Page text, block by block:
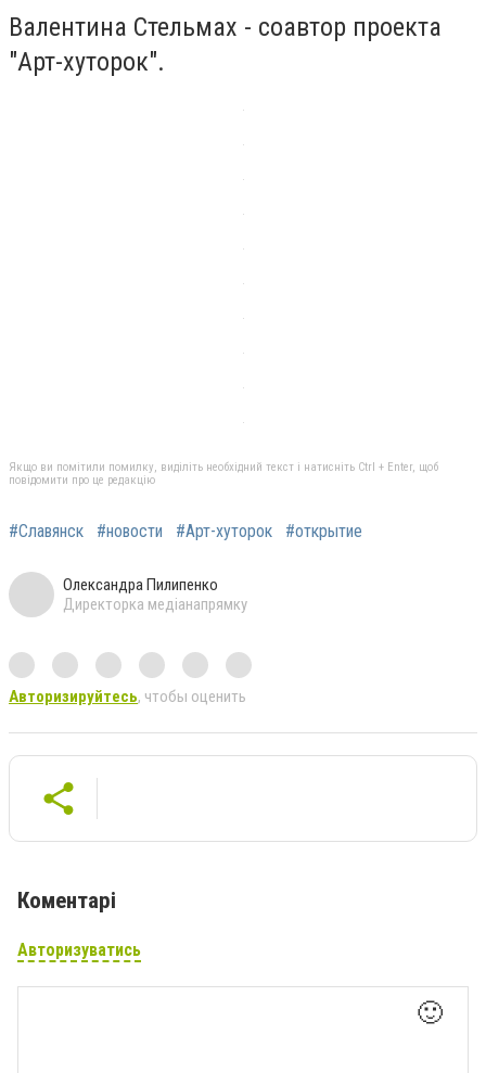
Валентина Стельмах - соавтор проекта
"Арт-хуторок".
Якщо ви помітили помилку, виділіть необхідний текст і натисніть Ctrl + Enter, щоб
повідомити про це редакцію
#Славянск #новости #Арт-хуторок #открытие
Олександра Пилипенко
Директорка медіанапрямку
Авторизируйтесь, чтобы оценить
Коментарі
Авторизуватись
🙂